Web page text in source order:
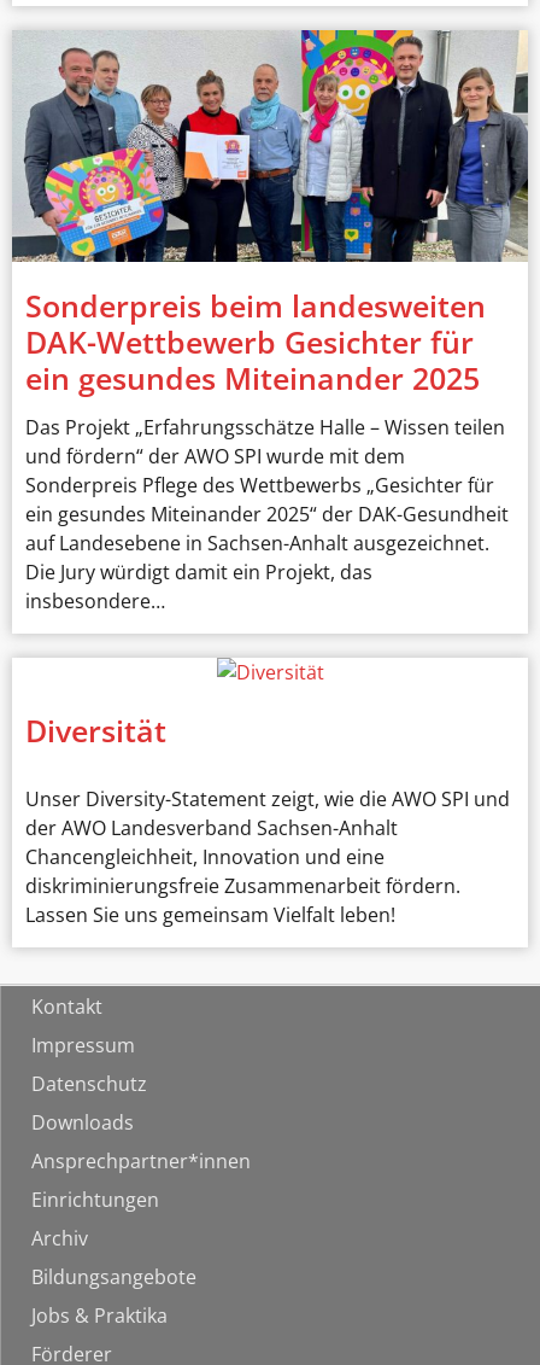
Sonderpreis beim landesweiten
DAK-Wettbewerb Gesichter für
ein gesundes Miteinander 2025
Das Projekt „Erfahrungsschätze Halle – Wissen teilen
und fördern“ der AWO SPI wurde mit dem
Sonderpreis Pflege des Wettbewerbs „Gesichter für
ein gesundes Miteinander 2025“ der DAK-Gesundheit
auf Landesebene in Sachsen-Anhalt ausgezeichnet.
Die Jury würdigt damit ein Projekt, das
insbesondere…
Diversität
Unser Diversity-Statement zeigt, wie die AWO SPI und
der AWO Landesverband Sachsen-Anhalt
Chancengleichheit, Innovation und eine
diskriminierungsfreie Zusammenarbeit fördern.
Lassen Sie uns gemeinsam Vielfalt leben!
Kontakt
Impressum
Datenschutz
Downloads
Ansprechpartner*innen
Einrichtungen
Archiv
Bildungsangebote
Jobs & Praktika
Förderer